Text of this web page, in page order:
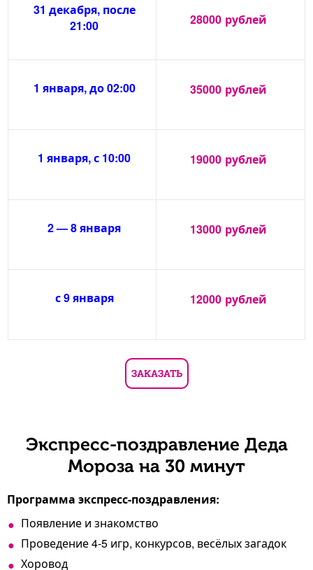
31 декабря, после
21:00
28000 рублей
1 января, до 02:00 35000 рублей
1 января, с 10:00 19000 рублей
2 — 8 января 13000 рублей
с 9 января 12000 рублей
ЗАКАЗАТЬ
Экспресс-поздравление Деда
Мороза на 30 минут
Программа экспресс-поздравления:
Появление и знакомство
Проведение 4-5 игр, конкурсов, весёлых загадок
Хоровод